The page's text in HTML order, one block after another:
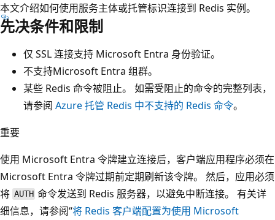
本文介绍如何使用服务主体或托管标识连接到 Redis 实例。
先决条件和限制
仅 SSL 连接支持 Microsoft Entra 身份验证。
不支持Microsoft Entra 组群。
某些 Redis 命令被阻止。 如需受阻止的命令的完整列表，
请参阅 Azure 托管 Redis 中不支持的 Redis 命令。
重要
使用 Microsoft Entra 令牌建立连接后，客户端应用程序必须在
Microsoft Entra 令牌过期前定期刷新该令牌。 然后，应用必须
将 AUTH 命令发送到 Redis 服务器，以避免中断连接。 有关详
细信息，请参阅“将 Redis 客户端配置为使用 Microsoft